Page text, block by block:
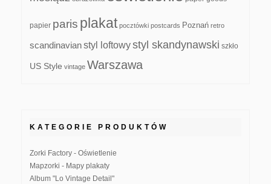
papier paris plakat pocztówki postcards Poznań retro
scandinavianstyl loftowystyl skandynawski szkło
US Style vintage Warszawa
KATEGORIE PRODUKTÓW
Zorki Factory - Oświetlenie
Mapzorki - Mapy plakaty
Album "Lo Vintage Detail"